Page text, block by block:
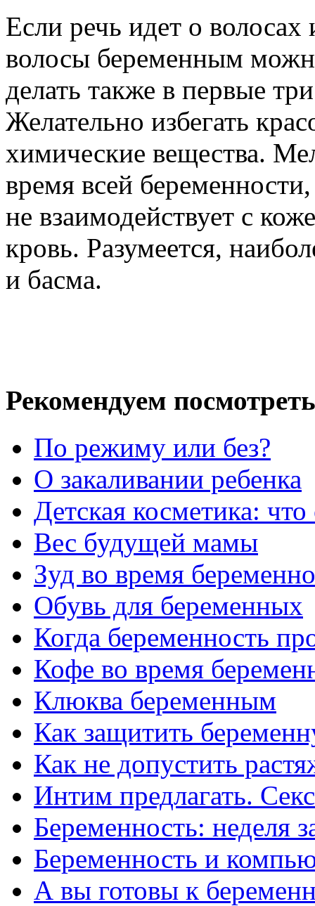
Если речь идет о
волосы беременным
делать также в первые
Желательно избегать
химические вещества.
время всей
не взаимодействует с
кровь. Разумеется,
и басма.
Рекомендуем
По режиму или без?
О закаливании ребенка
Детская косметика:
Вес будущей мамы
Зуд во время
Обувь для беременных
Когда беременность
Кофе во время
Клюква беременным
Как защитить
Как не допустить
Интим предлагать.
Беременность: неделя
Беременность и
А вы готовы к